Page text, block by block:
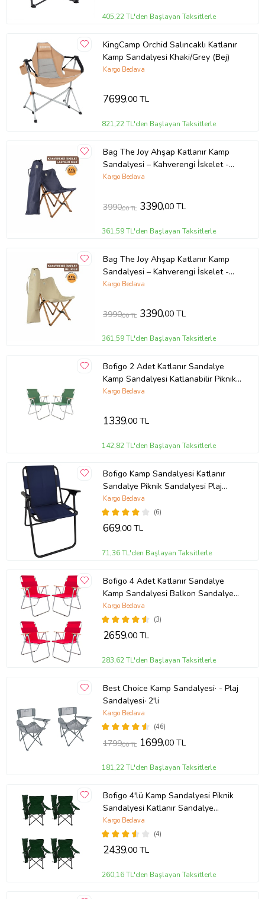
405,22 TL'den Başlayan Taksitlerle
KingCamp Orchid Salıncaklı Katlanır
Kamp Sandalyesi Khaki/Grey (Bej)
Kargo Bedava
7699,00 TL
821,22 TL'den Başlayan Taksitlerle
Bag The Joy Ahşap Katlanır Kamp
Sandalyesi – Kahverengi İskelet -
Lacivert Kılıf
Kargo Bedava
3990,00 TL 3390,00 TL
361,59 TL'den Başlayan Taksitlerle
Bag The Joy Ahşap Katlanır Kamp
Sandalyesi – Kahverengi İskelet -
Bej Kılıf
Kargo Bedava
3990,00 TL 3390,00 TL
361,59 TL'den Başlayan Taksitlerle
Bofigo 2 Adet Katlanır Sandalye
Kamp Sandalyesi Katlanabilir Piknik
ve Bahçe Sandalyesi Yeşil
Kargo Bedava
1339,00 TL
142,82 TL'den Başlayan Taksitlerle
Bofigo Kamp Sandalyesi Katlanır
Sandalye Piknik Sandalyesi Plaj
Sandalyesi Lacivert.
(6)
Kargo Bedava
669,00 TL
71,36 TL'den Başlayan Taksitlerle
Bofigo 4 Adet Katlanır Sandalye
Kamp Sandalyesi Balkon Sandalyesi
Katlanabilir Piknik ve Bahçe
Sandalyesi Kırmızı
(3)
Kargo Bedava
2659,00 TL
283,62 TL'den Başlayan Taksitlerle
Best Choice Kamp Sandalyesi· - Plaj
Sandalyesi· 2'li
(46)
Kargo Bedava
1799,00 TL 1699,00 TL
181,22 TL'den Başlayan Taksitlerle
Bofigo 4'lü Kamp Sandalyesi Piknik
Sandalyesi Katlanır Sandalye
Taşıma Çantalı Kamp Sandalyesi
Yeşi
(4)
Kargo Bedava
2439,00 TL
260,16 TL'den Başlayan Taksitlerle